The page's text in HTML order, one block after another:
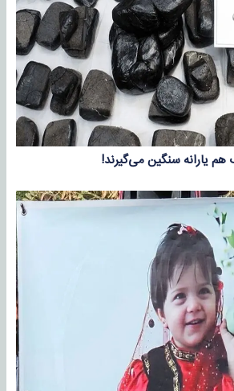
یارانه سنگین می‌گیرند!